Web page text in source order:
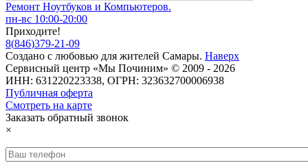
Ремонт Ноутбуков и Компьютеров.
пн-вс 10:00-20:00
Приходите!
8(846)379-21-09
Создано с любовью для жителей Самары. Наверх
Сервисный центр «Мы Починим» © 2009 - 2026
ИНН: 631220223338, ОГРН: 323632700006938
Публичная оферта
Смотреть на карте
Заказать обратный звонок
×